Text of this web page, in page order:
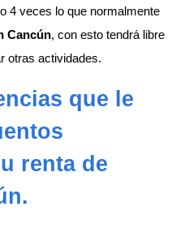
4 veces lo que normalmente
Cancún, con esto tendrá libre
otras actividades.
que le
renta de
.